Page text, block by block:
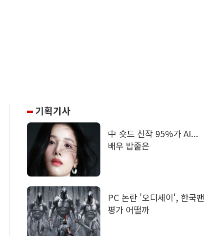
기획기사
中 숏드 신작 95%가 AI...
배우 밥줄은
PC 논란 '오디세이', 한국팬
평가 어떨까